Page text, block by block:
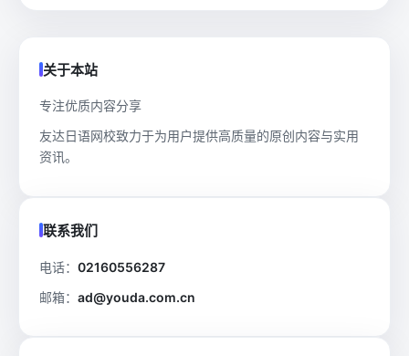
关于本站
专注优质内容分享
友达日语网校致力于为用户提供高质量的原创内容与实用
资讯。
联系我们
电话： 02160556287
邮箱： ad@youda.com.cn